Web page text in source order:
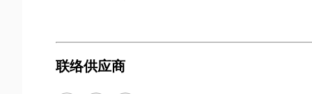
联络供应商